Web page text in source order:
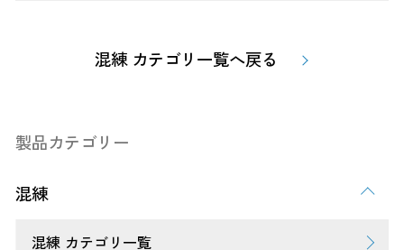
混練 カテゴリ一覧へ戻る
製品カテゴリー
混練
混練 カテゴリ一覧